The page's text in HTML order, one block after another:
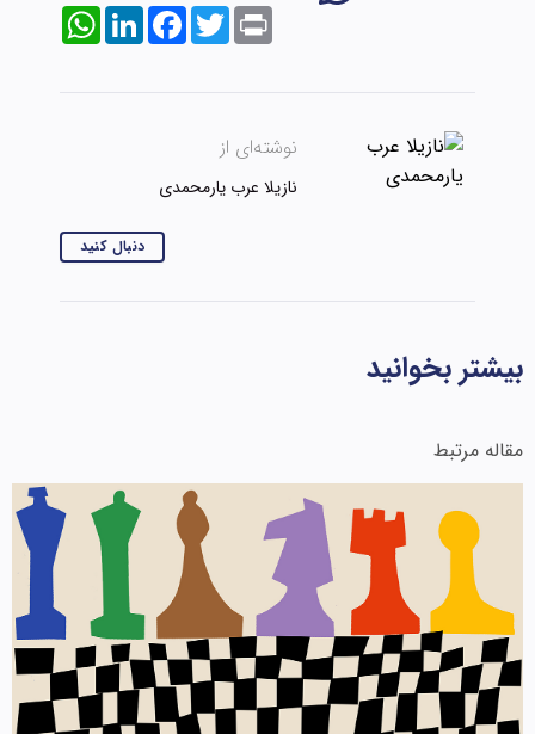
WhatsAppLinkedInFacebookTwitterPrint
نوشته‌ای از
نازیلا عرب یارمحمدی
دنبال کنید
بیشتر بخوانید
مقاله مرتبط